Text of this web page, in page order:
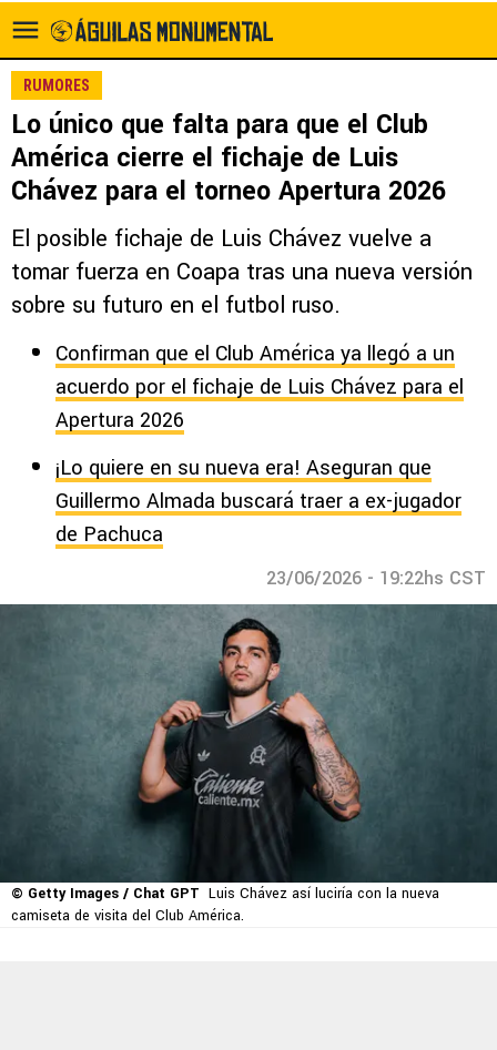
RUMORES
Lo único que falta para que el Club
América cierre el fichaje de Luis
Chávez para el torneo Apertura 2026
El posible fichaje de Luis Chávez vuelve a
tomar fuerza en Coapa tras una nueva versión
sobre su futuro en el futbol ruso.
Confirman que el Club América ya llegó a un
acuerdo por el fichaje de Luis Chávez para el
Apertura 2026
¡Lo quiere en su nueva era! Aseguran que
Guillermo Almada buscará traer a ex-jugador
de Pachuca
23/06/2026 - 19:22hs CST
© Getty Images / Chat GPT Luis Chávez así luciría con la nueva
camiseta de visita del Club América.